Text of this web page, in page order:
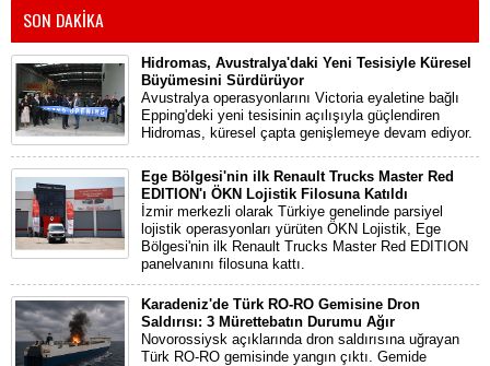
SON DAKİKA
Hidromas, Avustralya'daki Yeni Tesisiyle Küresel
Büyümesini Sürdürüyor
Avustralya operasyonlarını Victoria eyaletine bağlı
Epping'deki yeni tesisinin açılışıyla güçlendiren
Hidromas, küresel çapta genişlemeye devam ediyor.
Ege Bölgesi'nin ilk Renault Trucks Master Red
EDITION'ı ÖKN Lojistik Filosuna Katıldı
İzmir merkezli olarak Türkiye genelinde parsiyel
lojistik operasyonları yürüten ÖKN Lojistik, Ege
Bölgesi'nin ilk Renault Trucks Master Red EDITION
panelvanını filosuna kattı.
Karadeniz'de Türk RO-RO Gemisine Dron
Saldırısı: 3 Mürettebatın Durumu Ağır
Novorossiysk açıklarında dron saldırısına uğrayan
Türk RO-RO gemisinde yangın çıktı. Gemide